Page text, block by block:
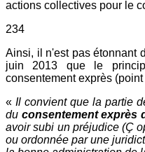
actions collectives pour le
234
Ainsi, il n'est pas étonnant
juin 2013 que le
consentement exprès (point
« Il convient que la partie
du consentement exprès
avoir subi un préjudice (Ç
ou ordonnée par une